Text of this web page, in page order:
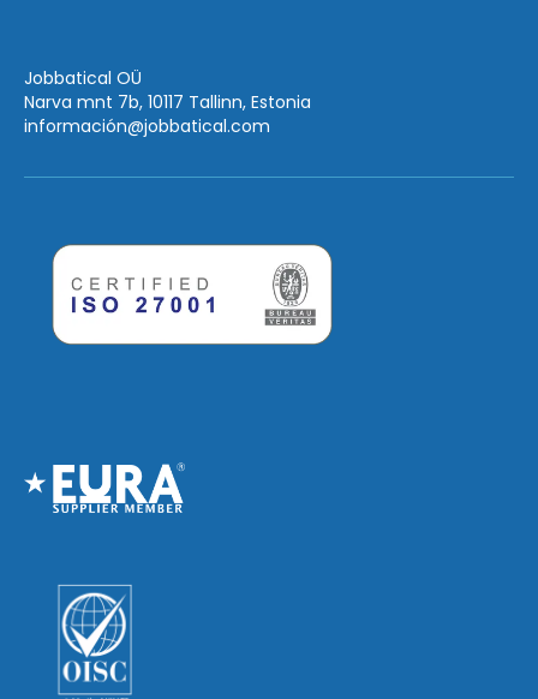
Jobbatical OÜ
Narva mnt 7b, 10117 Tallinn, Estonia
información@jobbatical.com